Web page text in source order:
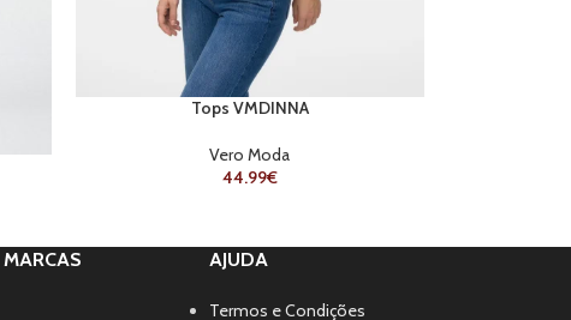
Tops VMDINNA
Vero Moda
44.99€
AJUDA
Termos e Condições